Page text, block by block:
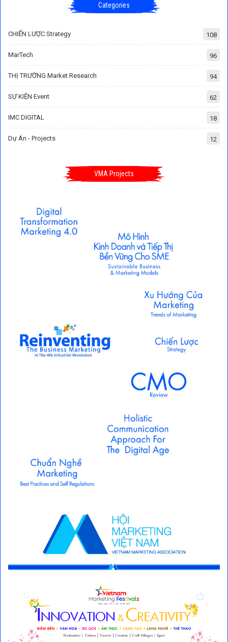
Categories
CHIẾN LƯỢC Strategy 108
MarTech 96
THỊ TRƯỜNG Market Research 94
SỰ KIỆN Event 62
IMC DIGITAL 18
Dự Án - Projects 12
VMA Projects